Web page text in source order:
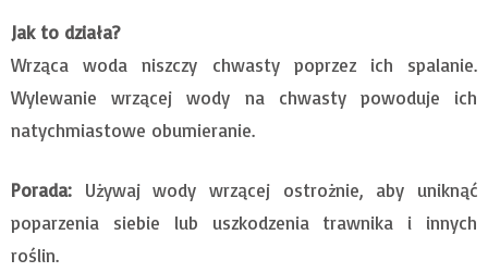
Jak to działa?
Wrząca woda niszczy chwasty poprzez ich spalanie.
Wylewanie wrzącej wody na chwasty powoduje ich
natychmiastowe obumieranie.
Porada: Używaj wody wrzącej ostrożnie, aby uniknąć
poparzenia siebie lub uszkodzenia trawnika i innych
roślin.